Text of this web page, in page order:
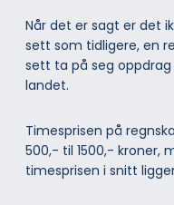
Når det er sagt er det
sett som tidligere, en
sett ta på seg
landet.
Timesprisen på
500,- til 1500,- kroner,
timesprisen i snitt